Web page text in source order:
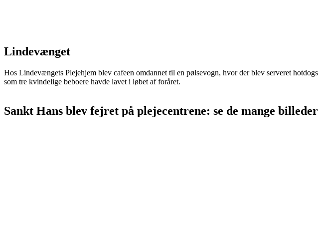
Lindevænget
Hos Lindevængets Plejehjem blev cafeen omdannet til en pølsevogn, hvor der blev serveret
som tre kvindelige beboere havde lavet i løbet af foråret.
Sankt Hans blev fejret på plejecentrene: se de mange billeder